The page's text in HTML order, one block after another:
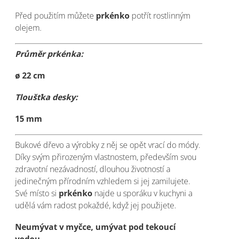
Před použitím můžete prkénko potřít rostlinným
olejem.
Průměr prkénka:
ø 22 cm
Tloušťka desky:
15 mm
Bukové dřevo a výrobky z něj se opět vrací do módy.
Díky svým přirozeným vlastnostem, především svou
zdravotní nezávadností, dlouhou životností a
jedinečným přírodním vzhledem si jej zamilujete.
Své místo si prkénko najde u sporáku v kuchyni a
udělá vám radost pokaždé, když jej použijete.
Neumývat v myčce, umývat pod tekoucí